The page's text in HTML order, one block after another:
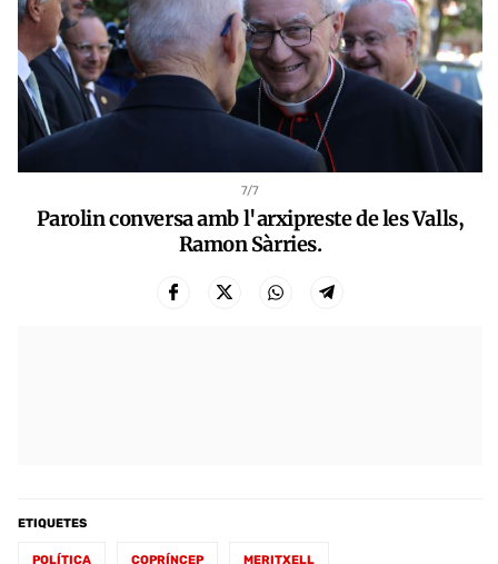
7/7
Parolin conversa amb l'arxipreste de les Valls,
Ramon Sàrries.
ETIQUETES
POLÍTICA COPRÍNCEP MERITXELL